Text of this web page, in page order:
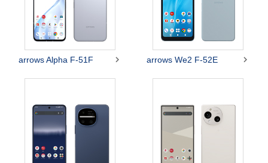
arrows Alpha F-51F  arrows We2 F-52E 